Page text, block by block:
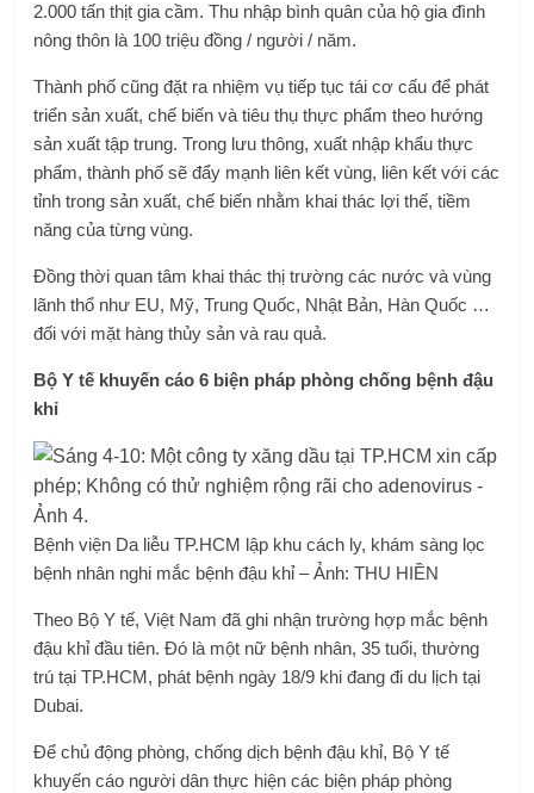
2.000 tấn thịt gia cầm. Thu nhập bình quân của hộ gia đình
nông thôn là 100 triệu đồng / người / năm.
Thành phố cũng đặt ra nhiệm vụ tiếp tục tái cơ cấu để phát
triển sản xuất, chế biến và tiêu thụ thực phẩm theo hướng
sản xuất tập trung. Trong lưu thông, xuất nhập khẩu thực
phẩm, thành phố sẽ đẩy mạnh liên kết vùng, liên kết với các
tỉnh trong sản xuất, chế biến nhằm khai thác lợi thế, tiềm
năng của từng vùng.
Đồng thời quan tâm khai thác thị trường các nước và vùng
lãnh thổ như EU, Mỹ, Trung Quốc, Nhật Bản, Hàn Quốc …
đối với mặt hàng thủy sản và rau quả.
Bộ Y tế khuyến cáo 6 biện pháp phòng chống bệnh đậu
khỉ
Bệnh viện Da liễu TP.HCM lập khu cách ly, khám sàng lọc
bệnh nhân nghi mắc bệnh đậu khỉ – Ảnh: THU HIỀN
Theo Bộ Y tế, Việt Nam đã ghi nhận trường hợp mắc bệnh
đậu khỉ đầu tiên. Đó là một nữ bệnh nhân, 35 tuổi, thường
trú tại TP.HCM, phát bệnh ngày 18/9 khi đang đi du lịch tại
Dubai.
Để chủ động phòng, chống dịch bệnh đậu khỉ, Bộ Y tế
khuyến cáo người dân thực hiện các biện pháp phòng